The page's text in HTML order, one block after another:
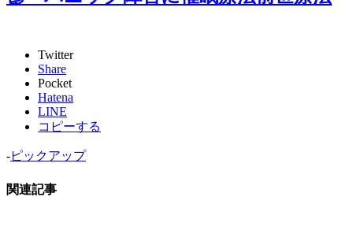
Twitter
Share
Pocket
Hatena
LINE
コピーする
-ピックアップ
関連記事